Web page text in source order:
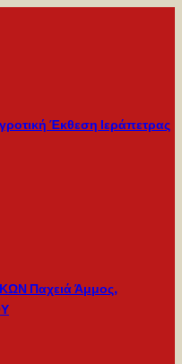
Έκθεση Ιεράπετρας
Παχειά Άμμος,